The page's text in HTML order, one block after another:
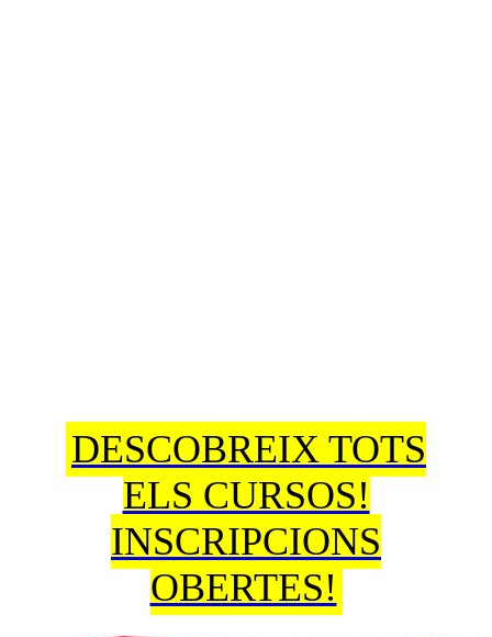
DESCOBREIX TOTS
ELS CURSOS!
INSCRIPCIONS
OBERTES!